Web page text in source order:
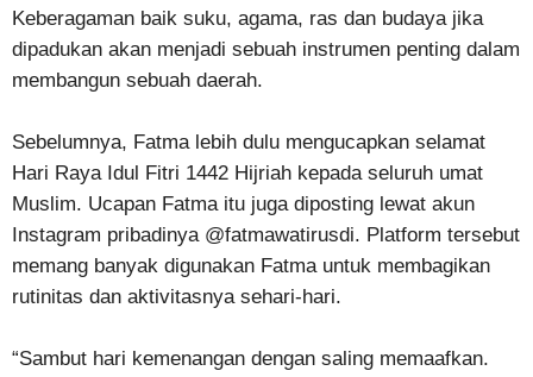
Keberagaman baik suku, agama, ras dan budaya jika
dipadukan akan menjadi sebuah instrumen penting dalam
membangun sebuah daerah.
Sebelumnya, Fatma lebih dulu mengucapkan selamat
Hari Raya Idul Fitri 1442 Hijriah kepada seluruh umat
Muslim. Ucapan Fatma itu juga diposting lewat akun
Instagram pribadinya @fatmawatirusdi. Platform tersebut
memang banyak digunakan Fatma untuk membagikan
rutinitas dan aktivitasnya sehari-hari.
“Sambut hari kemenangan dengan saling memaafkan.